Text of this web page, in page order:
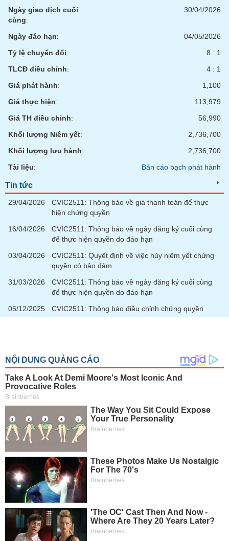
Ngày giao dịch cuối
cùng:
30/04/2026
Ngày đáo hạn:
04/05/2026
Tỷ lệ chuyển đổi:
8 : 1
TLCĐ điều chỉnh:
4 : 1
Giá phát hành:
1,100
Giá thực hiện:
113,979
Giá TH điều chỉnh:
56,990
Khối lượng Niêm yết:
2,736,700
Khối lượng lưu hành:
2,736,700
Tài liệu: Bản cáo bạch phát hành
Tin tức
29/04/2026
CVIC2511: Thông báo về giá thanh toán để thực
hiện chứng quyền
16/04/2026
CVIC2511: Thông báo về ngày đăng ký cuối cùng
để thực hiện quyền do đáo hạn
03/04/2026
CVIC2511: Quyết định về việc hủy niêm yết chứng
quyền có bảo đảm
31/03/2026
CVIC2511: Thông báo về ngày đăng ký cuối cùng
để thực hiện quyền do đáo hạn
05/12/2025
CVIC2511: Thông báo điều chỉnh chứng quyền